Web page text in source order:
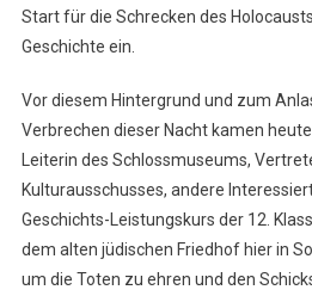
Start für die Schrecken des
Geschichte ein.
Vor diesem Hintergrund und zum
Verbrechen dieser Nacht kamen
Leiterin des Schlossmuseums,
Kulturausschusses, andere
Geschichts-Leistungskurs der 12.
dem alten jüdischen Friedhof hier in
um die Toten zu ehren und den